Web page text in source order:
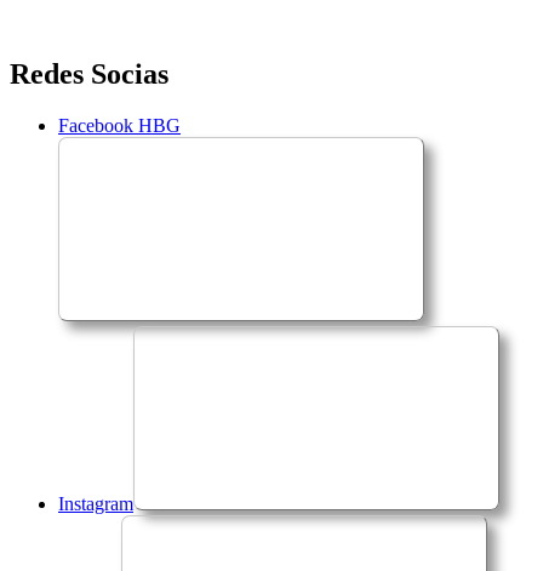
Saltar
para
conteúdo
Redes Socias
Facebook HBG
Instagram